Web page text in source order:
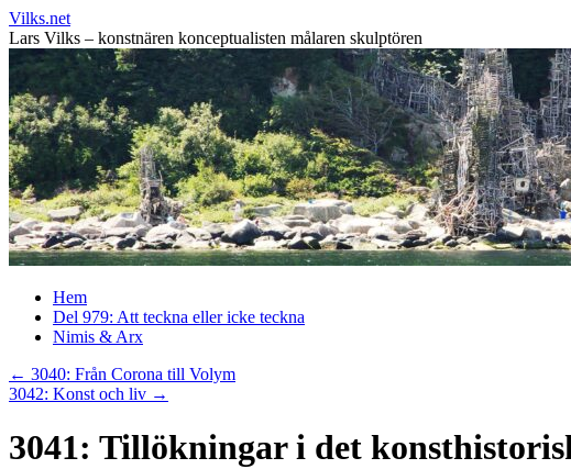
Vilks.net
Lars Vilks – konstnären konceptualisten målaren skulptören
Hoppa
innehåll
Hem
Del 979: Att teckna eller icke teckna
Nimis & Arx
← 3040: Från Corona till Volym
3042: Konst och liv →
3041: Tillökningar i det